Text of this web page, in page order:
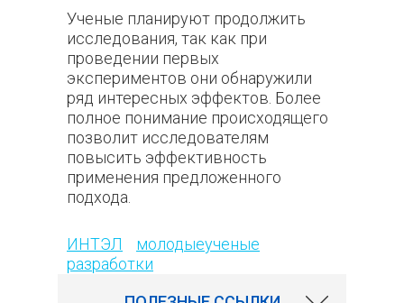
Ученые планируют продолжить
исследования, так как при
проведении первых
экспериментов они обнаружили
ряд интересных эффектов. Более
полное понимание происходящего
позволит исследователям
повысить эффективность
применения предложенного
подхода.
ИНТЭЛ
молодыеученые
разработки